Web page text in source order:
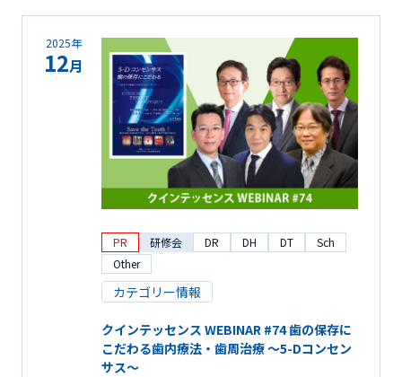
2025年
12月
PR 研修会 DR DH DT
Sch
Other
カテゴリー情報
クインテッセンス WEBINAR #74 歯の保存に
こだわる歯内療法・歯周治療 ～5-Dコンセン
サス～